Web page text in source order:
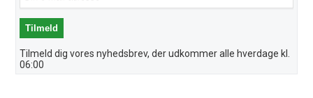
Tilmeld dig vores nyhedsbrev, der udkommer alle hverdage kl.
06:00